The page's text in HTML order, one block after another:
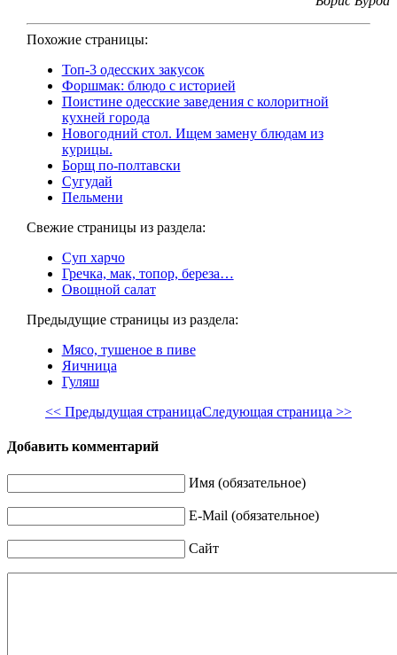
Похожие страницы:
Топ-3 одесских закусок
Форшмак: блюдо с историей
Поистине одесские заведения с колоритной
кухней города
Новогодний стол. Ищем замену блюдам из
курицы.
Борщ по-полтавски
Сугудай
Пельмени
Свежие страницы из раздела:
Суп харчо
Гречка, мак, топор, береза…
Овощной салат
Предыдущие страницы из раздела:
Мясо, тушеное в пиве
Яичница
Гуляш
<< Предыдущая страницаСледующая страница >>
Добавить комментарий
Имя (обязательное)
E-Mail (обязательное)
Сайт